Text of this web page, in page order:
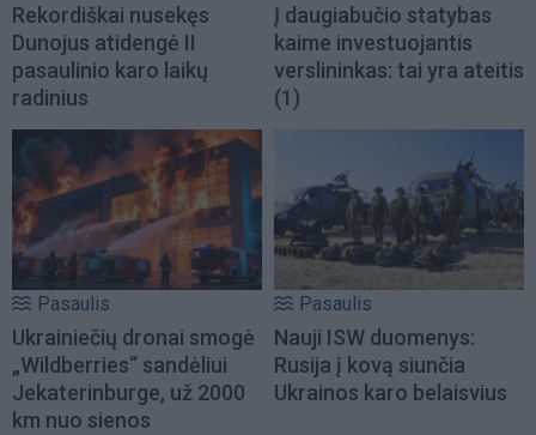
Rekordiškai nusekęs
Dunojus atidengė II
pasaulinio karo laikų
radinius
Į daugiabučio statybas
kaime investuojantis
verslininkas: tai yra ateitis
(1)
Pasaulis
Ukrainiečių dronai smogė
„Wildberries“ sandėliui
Jekaterinburge, už 2000
km nuo sienos
Pasaulis
Nauji ISW duomenys:
Rusija į kovą siunčia
Ukrainos karo belaisvius